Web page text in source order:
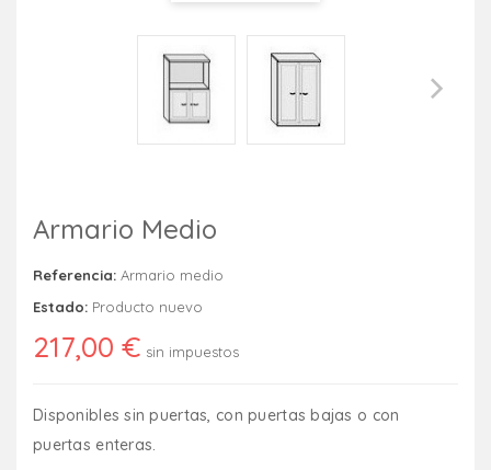
Armario Medio
Referencia: Armario medio
Estado: Producto nuevo
217,00 € sin impuestos
Disponibles sin puertas, con puertas bajas o con
puertas enteras.